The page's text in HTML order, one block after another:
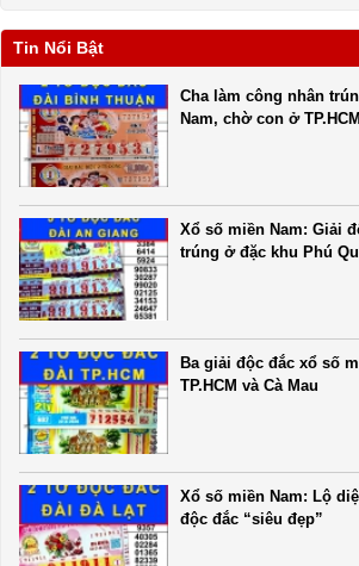
Tin Nổi Bật
Cha làm công nhân
Nam, chờ con ở
Xổ số miền Nam: Giải
trúng ở đặc khu Phú
Ba giải độc đắc xổ số
TP.HCM và Cà Mau
Xổ số miền Nam: Lộ
độc đắc “siêu đẹp”